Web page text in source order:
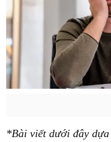
*Bài viết dưới đây